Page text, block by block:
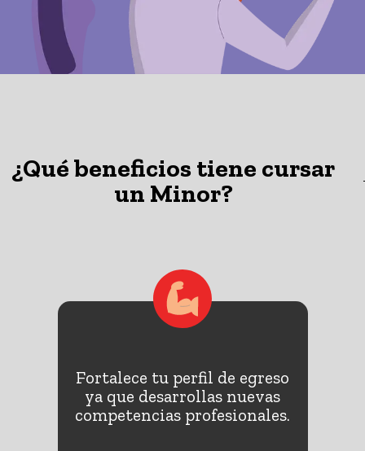
¿Qué beneficios tiene cursar
un Minor?
Fortalece tu perfil de egreso
ya que desarrollas nuevas
competencias profesionales.